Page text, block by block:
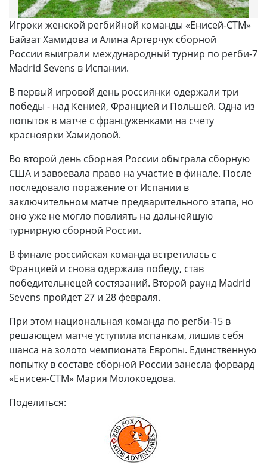
Игроки женской регбийной команды «Енисей-СТМ»
Байзат Хамидова и Алина Артерчук сборной
России выиграли международный турнир по регби-7
Madrid Sevens в Испании.
В первый игровой день россиянки одержали три
победы - над Кенией, Францией и Польшей. Одна из
попыток в матче с француженками на счету
красноярки Хамидовой.
Во второй день сборная России обыграла сборную
США и завоевала право на участие в финале. После
последовало поражение от Испании в
заключительном матче предварительного этапа, но
оно уже не могло повлиять на дальнейшую
турнирную сборной России.
В финале российская команда встретилась с
Францией и снова одержала победу, став
победительнецей состязаний. Второй раунд Madrid
Sevens пройдет 27 и 28 февраля.
При этом национальная команда по регби-15 в
решающем матче уступила испанкам, лишив себя
шанса на золото чемпионата Европы. Единственную
попытку в составе сборной России занесла форвард
«Енисея-СТМ» Мария Молокоедова.
Поделиться: